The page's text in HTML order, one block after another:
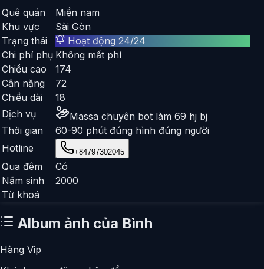
Quê quán
Miền nam
Khu vực
Sài Gòn
Trạng thái
Hoạt động 24/24
Chi phí phụ Không mất phí
Chiều cao
174
Cân nặng
72
Chiều dài
18
Dịch vụ
Massa chuyên bot làm 69 hj bj
Thời gian
60-90 phút đúng hình đúng người
Hotline
+84797302045
Qua đêm
Có
Năm sinh
2000
Từ khoá
Album ảnh của Bình
Hàng Vip